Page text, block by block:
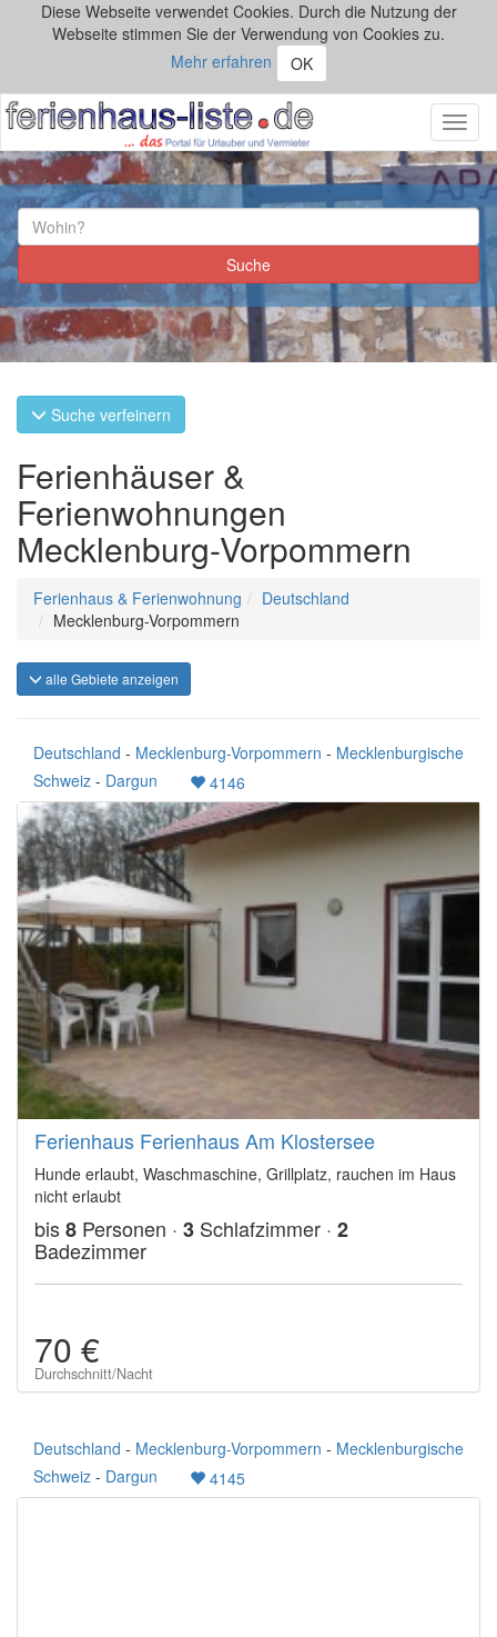
Diese Webseite verwendet Cookies. Durch die Nutzung der
Webseite stimmen Sie der Verwendung von Cookies zu.
Mehr erfahren
OK
Suche verfeinern
Ferienhäuser &
Ferienwohnungen
Mecklenburg-Vorpommern
Ferienhaus & Ferienwohnung
Deutschland
Mecklenburg-Vorpommern
alle Gebiete anzeigen
Deutschland - Mecklenburg-Vorpommern - Mecklenburgische
Schweiz - Dargun 4146
Ferienhaus Ferienhaus Am Klostersee
Hunde erlaubt, Waschmaschine, Grillplatz, rauchen im Haus
nicht erlaubt
bis8 Personen · 3 Schlafzimmer · 2
Badezimmer
70 €
Durchschnitt/Nacht
Deutschland - Mecklenburg-Vorpommern - Mecklenburgische
Schweiz - Dargun 4145